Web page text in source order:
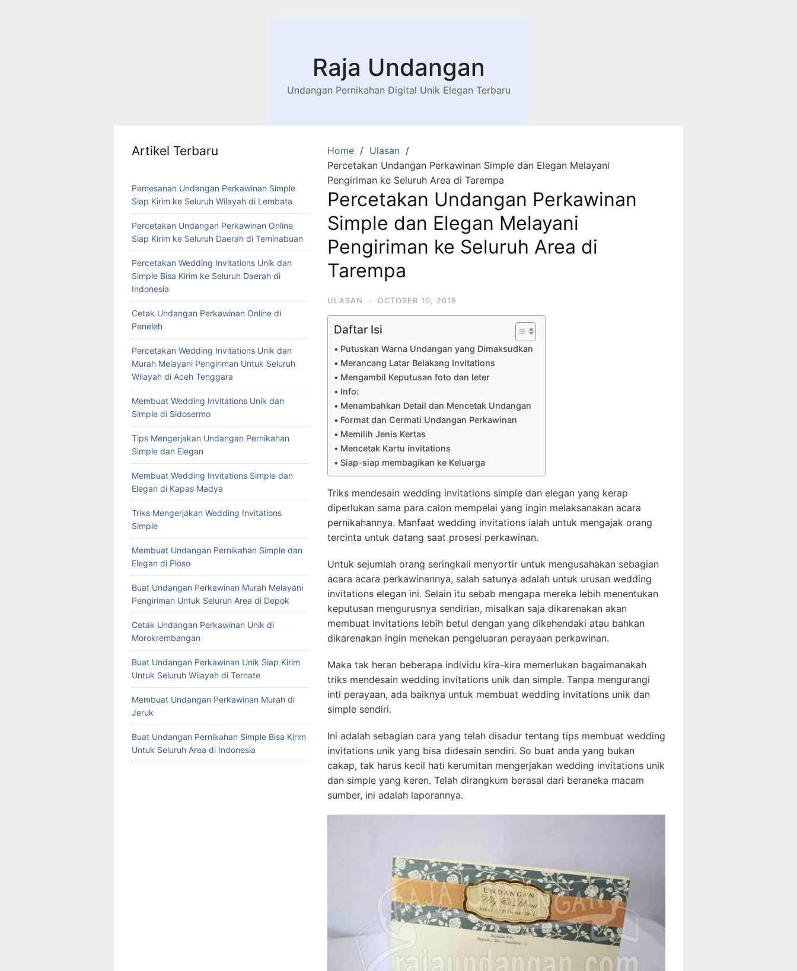
Raja Undangan
Undangan Pernikahan Digital Unik Elegan Terbaru
Home
Ulasan
Percetakan Undangan Perkawinan Simple dan Elegan Melayani
Pengiriman ke Seluruh Area di Tarempa
Percetakan Undangan Perkawinan
Simple dan Elegan Melayani
Pengiriman ke Seluruh Area di
Tarempa
ULASAN · OCTOBER 10, 2018
Daftar Isi
Putuskan Warna Undangan yang Dimaksudkan
Merancang Latar Belakang Invitations
Mengambil Keputusan foto dan leter
Info:
Menambahkan Detail dan Mencetak Undangan
Format dan Cermati Undangan Perkawinan
Memilih Jenis Kertas
Mencetak Kartu invitations
Siap-siap membagikan ke Keluarga
Triks mendesain wedding invitations simple dan elegan yang kerap
diperlukan sama para calon mempelai yang ingin melaksanakan acara
pernikahannya. Manfaat wedding invitations ialah untuk mengajak orang
tercinta untuk datang saat prosesi perkawinan.
Untuk sejumlah orang seringkali menyortir untuk mengusahakan sebagian
acara acara perkawinannya, salah satunya adalah untuk urusan wedding
invitations elegan ini. Selain itu sebab mengapa mereka lebih menentukan
keputusan mengurusnya sendirian, misalkan saja dikarenakan akan
membuat invitations lebih betul dengan yang dikehendaki atau bahkan
dikarenakan ingin menekan pengeluaran perayaan perkawinan.
Maka tak heran beberapa individu kira-kira memerlukan bagaimanakah
triks mendesain wedding invitations unik dan simple. Tanpa mengurangi
inti perayaan, ada baiknya untuk membuat wedding invitations unik dan
simple sendiri.
Ini adalah sebagian cara yang telah disadur tentang tips membuat wedding
invitations unik yang bisa didesain sendiri. So buat anda yang bukan
cakap, tak harus kecil hati kerumitan mengerjakan wedding invitations unik
dan simple yang keren. Telah dirangkum berasal dari beraneka macam
sumber, ini adalah laporannya.
Artikel Terbaru
Pemesanan Undangan Perkawinan Simple
Siap Kirim ke Seluruh Wilayah di Lembata
Percetakan Undangan Perkawinan Online
Siap Kirim ke Seluruh Daerah di Teminabuan
Percetakan Wedding Invitations Unik dan
Simple Bisa Kirim ke Seluruh Daerah di
Indonesia
Cetak Undangan Perkawinan Online di
Peneleh
Percetakan Wedding Invitations Unik dan
Murah Melayani Pengiriman Untuk Seluruh
Wilayah di Aceh Tenggara
Membuat Wedding Invitations Unik dan
Simple di Sidosermo
Tips Mengerjakan Undangan Pernikahan
Simple dan Elegan
Membuat Wedding Invitations Simple dan
Elegan di Kapas Madya
Triks Mengerjakan Wedding Invitations
Simple
Membuat Undangan Pernikahan Simple dan
Elegan di Ploso
Buat Undangan Perkawinan Murah Melayani
Pengiriman Untuk Seluruh Area di Depok
Cetak Undangan Perkawinan Unik di
Morokrembangan
Buat Undangan Perkawinan Unik Siap Kirim
Untuk Seluruh Wilayah di Ternate
Membuat Undangan Perkawinan Murah di
Jeruk
Buat Undangan Pernikahan Simple Bisa Kirim
Untuk Seluruh Area di Indonesia